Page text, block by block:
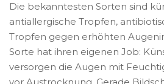
Die bekanntesten Sorten sind
antiallergische Tropfen,
Tropfen gegen erhöhten
Sorte hat ihren eigenen Job:
versorgen die Augen mit